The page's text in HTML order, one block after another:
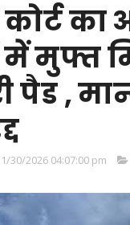
कोर्ट
मुफ्त
पैड ,
1/30/2026 04:07:00 pm